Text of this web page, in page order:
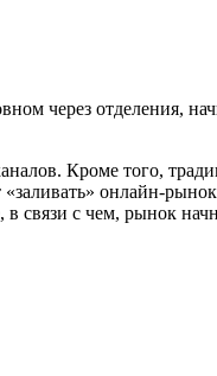
через отделения,
Кроме того,
онлайн-
с чем, рынок